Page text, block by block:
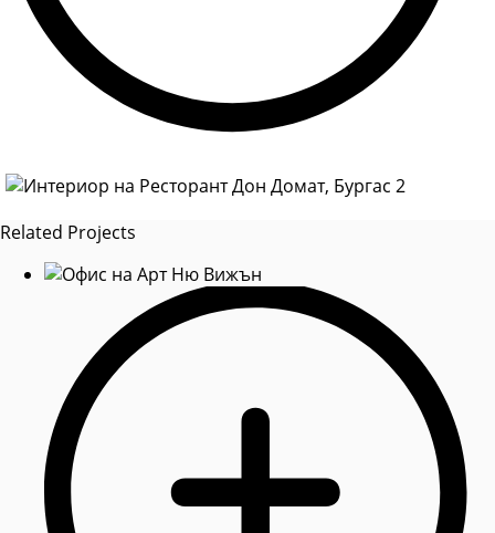
Related Projects